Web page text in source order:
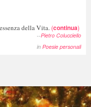
della Vita. (continua)
--Pietro Colucciello
in Poesie personali